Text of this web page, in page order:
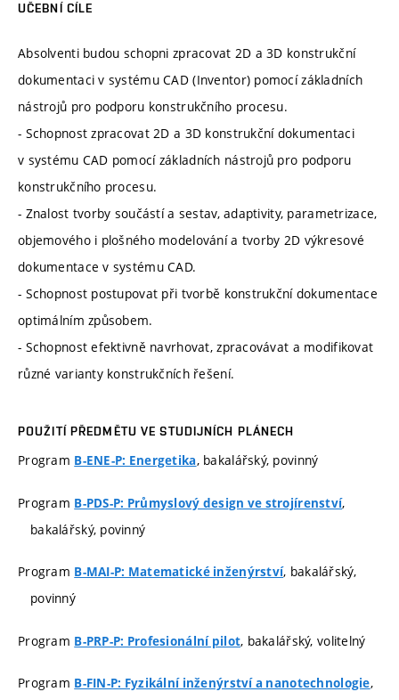
UČEBNÍ CÍLE
Absolventi budou schopni zpracovat 2D a 3D konstrukční
dokumentaci v systému CAD (Inventor) pomocí základních
nástrojů pro podporu konstrukčního procesu.
- Schopnost zpracovat 2D a 3D konstrukční dokumentaci
v systému CAD pomocí základních nástrojů pro podporu
konstrukčního procesu.
- Znalost tvorby součástí a sestav, adaptivity, parametrizace,
objemového i plošného modelování a tvorby 2D výkresové
dokumentace v systému CAD.
- Schopnost postupovat při tvorbě konstrukční dokumentace
optimálním způsobem.
- Schopnost efektivně navrhovat, zpracovávat a modifikovat
různé varianty konstrukčních řešení.
POUŽITÍ PŘEDMĚTU VE STUDIJNÍCH PLÁNECH
Program B-ENE-P: Energetika, bakalářský, povinný
Program B-PDS-P: Průmyslový design ve strojírenství,
bakalářský, povinný
Program B-MAI-P: Matematické inženýrství, bakalářský,
povinný
Program B-PRP-P: Profesionální pilot, bakalářský, volitelný
Program B-FIN-P: Fyzikální inženýrství a nanotechnologie,